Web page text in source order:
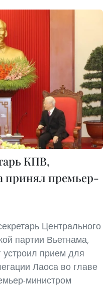
КПВ,
принял премьер-
Центрального
партии Вьетнама,
устроил прием для
Лаоса во главе
министром